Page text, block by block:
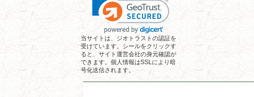
当サイトは、ジオトラストの認証を
受けています。シールをクリックす
ると、サイト運営会社の身元確認が
できます。個人情報はSSLにより暗
号化送信されます。